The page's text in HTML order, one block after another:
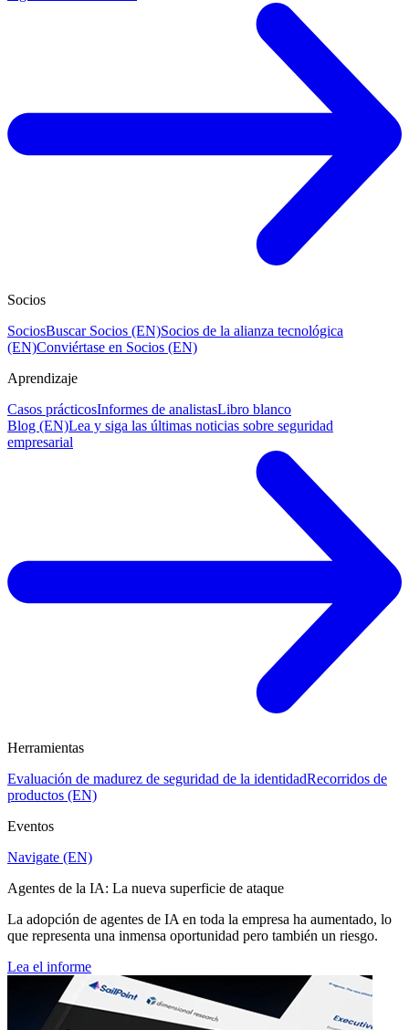
Socios
SociosBuscar Socios (EN)Socios de la alianza tecnológica
(EN)Conviértase en Socios (EN)
Aprendizaje
Casos prácticosInformes de analistasLibro blanco
Blog (EN)Lea y siga las últimas noticias sobre seguridad
empresarial
Herramientas
Evaluación de madurez de seguridad de la identidadRecorridos de
productos (EN)
Eventos
Navigate (EN)
Agentes de la IA: La nueva superficie de ataque
La adopción de agentes de IA en toda la empresa ha aumentado, lo
que representa una inmensa oportunidad pero también un riesgo.
Lea el informe